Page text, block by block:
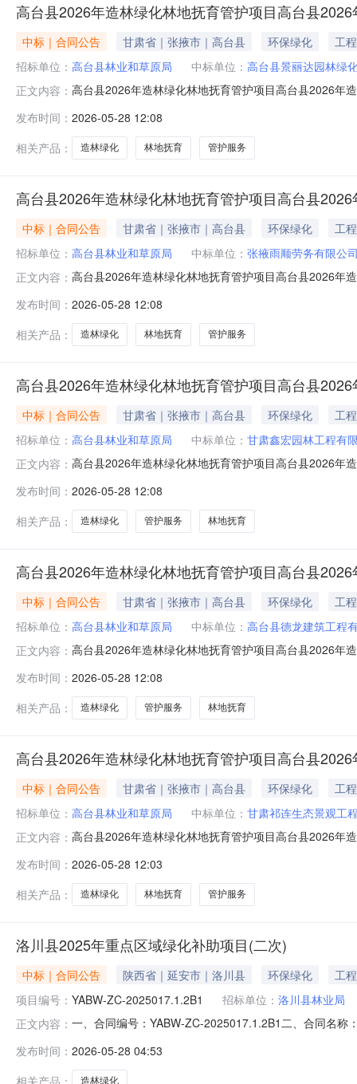
高台县2026年造林绿化林地抚育管护项目高台县
中标｜合同公告 甘肃省｜张掖市｜高台县 环保绿化
工程
招标单位： 高台县林业和草原局 中标单位： 高台县景丽达园林绿
正文内容： 高台县2026年造林绿化林地抚育管护项目高台县2026年
发布时间： 2026-05-28 12:08
相关产品：
造林绿化 林地抚育 管护服务
高台县2026年造林绿化林地抚育管护项目高台县
中标｜合同公告 甘肃省｜张掖市｜高台县 环保绿化
工程
招标单位： 高台县林业和草原局 中标单位： 张掖雨顺劳务有限公
正文内容： 高台县2026年造林绿化林地抚育管护项目高台县2026年
发布时间： 2026-05-28 12:08
相关产品：
造林绿化 林地抚育 管护服务
高台县2026年造林绿化林地抚育管护项目高台县
中标｜合同公告 甘肃省｜张掖市｜高台县 环保绿化
工程
招标单位： 高台县林业和草原局 中标单位： 甘肃鑫宏园林工程有
正文内容： 高台县2026年造林绿化林地抚育管护项目高台县2026年
发布时间： 2026-05-28 12:08
相关产品：
造林绿化 管护服务 林地抚育
高台县2026年造林绿化林地抚育管护项目高台县
中标｜合同公告 甘肃省｜张掖市｜高台县 环保绿化
工程
招标单位： 高台县林业和草原局 中标单位： 高台县德龙建筑工程
正文内容： 高台县2026年造林绿化林地抚育管护项目高台县2026年
发布时间： 2026-05-28 12:08
相关产品：
造林绿化 管护服务 林地抚育
高台县2026年造林绿化林地抚育管护项目高台县
中标｜合同公告 甘肃省｜张掖市｜高台县 环保绿化
工程
招标单位： 高台县林业和草原局 中标单位： 甘肃祁连生态景观工
正文内容： 高台县2026年造林绿化林地抚育管护项目高台县2026年
发布时间： 2026-05-28 12:03
相关产品：
造林绿化 林地抚育 管护服务
洛川县2025年重点区域绿化补助项目(二次)
中标｜合同公告 陕西省｜延安市｜洛川县 环保绿化
工程
项目编号： YABW-ZC-2025017.1.2B1 招标单位： 洛川县林业局
正文内容： 一、合同编号：YABW-ZC-2025017.1.2B1二、合同名
陕西省洛川县枫林苑小区4号楼门面自东向西第一间联系
发布时间： 2026-05-28 04:53
相关产品：
造林绿化